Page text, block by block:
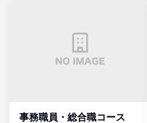
事務職員・総合職コース